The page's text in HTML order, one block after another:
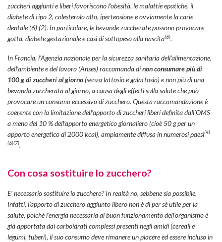
zuccheri aggiunti e liberi favoriscono l’obesità, le malattie epatiche, il
diabete di tipo 2, colesterolo alto, ipertensione e ovviamente la carie
dentale (6) (2). In particolare, le bevande zuccherate possono provocare
gotta, diabete gestazionale e casi di sottopeso alla nascita(6).
In Francia, l’Agenzia nazionale per la sicurezza sanitaria dell’alimentazione,
dell’ambiente e del lavoro (Anses) raccomanda dinon consumare più di
100 g di zuccheri al giorno(senza lattosio e galattosio) e non più di una
bevanda zuccherata al giorno, a causa degli effetti sulla salute che può
provocare un consumo eccessivo di zucchero. Questa raccomandazione è
coerente con la limitazione dell’apporto di zuccheri liberi definita dall’OMS
a meno del 10 % dell’apporto energetico giornaliero (cioè 50 g per un
apporto energetico di 2000 kcal), ampiamente diffusa in numerosi paesi(4)
(6)(7).
Con cosa sostituire lo zucchero?
E’ necessario sostituire lo zucchero? In realtà no, sebbene sia possibile.
Infatti, l’apporto di zucchero aggiunto libero non è di per sé utile per la
salute, poiché l’energia necessaria al buon funzionamento dell’organismo è
già apportata dai carboidrati complessi presenti negli amidi (cereali e
legumi, tuberi), il suo consumo deve rimanere un piacere ed essere incluso in